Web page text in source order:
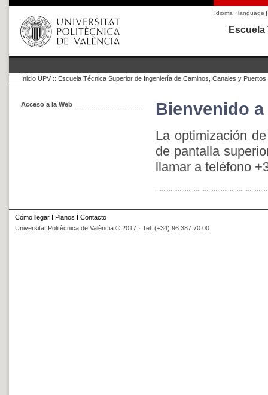
Idioma · language
Inicio UPV :: Escuela Técnica Superior de Ingeniería de Caminos, Canales y Puertos
Acceso a la Web Bienvenido a
La optimización
de pantalla
llamar a teléfono
Cómo llegar I Planos I Contacto
Universitat Politècnica de València © 2017 · Tel. (+34) 96 387 70 00